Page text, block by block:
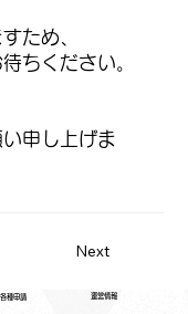
ため、
ちください。
申し上げま
Next
各種申請 運営情報